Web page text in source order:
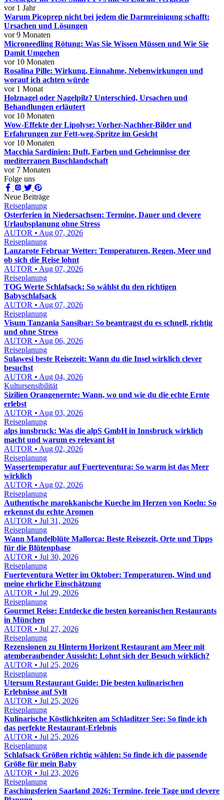
vor 1 Jahr
Warum Picoprep nicht bei jedem die Darmreinigung schafft:
Ursachen und Lösungen
vor 9 Monaten
Microneedling Rötung: Was Sie Wissen Müssen und Wie Sie
Damit Umgehen
vor 10 Monaten
Rosalina Pille: Wirkung, Einnahme, Nebenwirkungen und
worauf ich achten würde
vor 1 Monat
Holznagel oder Nagelpilz? Unterschied, Ursachen und
Behandlungen erläutert
vor 10 Monaten
Wow-Effekte der Lipolyse: Vorher-Nachher-Bilder und
Erfahrungen zur Fett-weg-Spritze im Gesicht
vor 10 Monaten
Macchia Sardinien: Duft, Farben und Geheimnisse der
mediterranen Buschlandschaft
vor 7 Monaten
Folge uns
Neue Beiträge
Reiseplanung
Osterferien in Niedersachsen: Termine, Dauer und clevere
Urlaubsplanung ohne Stress
AUTOR • Aug 07, 2026
Reiseplanung
Lanzarote Februar Wetter: Temperaturen, Regen, Meer und
ob sich die Reise lohnt
AUTOR • Aug 07, 2026
Reiseplanung
TOG Werte Schlafsack: So wählst du den richtigen
Babyschlafsack
AUTOR • Aug 07, 2026
Reiseplanung
Visum Tanzania Sansibar: So beantragst du es schnell, richtig
und ohne Stress
AUTOR • Aug 06, 2026
Reiseplanung
Sulawesi beste Reisezeit: Wann du die Insel wirklich clever
besuchst
AUTOR • Aug 04, 2026
Kultursensibilität
Sizilien Orangenernte: Wann, wo und wie du die echte Ernte
erlebst
AUTOR • Aug 03, 2026
Reiseplanung
alps innsbruck: Was die alpS GmbH in Innsbruck wirklich
macht und warum es relevant ist
AUTOR • Aug 02, 2026
Reiseplanung
Wassertemperatur auf Fuerteventura: So warm ist das Meer
wirklich
AUTOR • Aug 02, 2026
Reiseplanung
Authentische marokkanische Kueche im Herzen von Koeln: So
erkennst du echte Aromen
AUTOR • Jul 31, 2026
Reiseplanung
Wann Mandelblüte Mallorca: Beste Reisezeit, Orte und Tipps
für die Blütenphase
AUTOR • Jul 30, 2026
Reiseplanung
Fuerteventura Wetter im Oktober: Temperaturen, Wind und
meine ehrliche Einschätzung
AUTOR • Jul 29, 2026
Reiseplanung
Gourmet Reise: Entdecke die besten koreanischen Restaurants
in München
AUTOR • Jul 27, 2026
Reiseplanung
Rezensionen zu Hinterm Horizont Restaurant am Meer mit
atemberaubender Aussicht: Lohnt sich der Besuch wirklich?
AUTOR • Jul 25, 2026
Reiseplanung
Utersum Restaurant Guide: Die besten kulinarischen
Erlebnisse auf Sylt
AUTOR • Jul 25, 2026
Reiseplanung
Kulinarische Köstlichkeiten am Schladitzer See: So finde ich
das perfekte Restaurant-Erlebnis
AUTOR • Jul 25, 2026
Reiseplanung
Schlafsack Größen richtig wählen: So finde ich die passende
Größe für mein Baby
AUTOR • Jul 23, 2026
Reiseplanung
Faschingsferien Saarland 2026: Termine, freie Tage und clevere